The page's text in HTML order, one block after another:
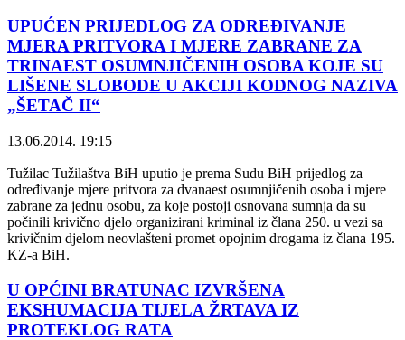
UPUĆEN PRIJEDLOG ZA ODREĐIVANJE
MJERA PRITVORA I MJERE ZABRANE ZA
TRINAEST OSUMNJIČENIH OSOBA KOJE SU
LIŠENE SLOBODE U AKCIJI KODNOG NAZIVA
„ŠETAČ II“
13.06.2014. 19:15
Tužilac Tužilaštva BiH uputio je prema Sudu BiH prijedlog za
određivanje mjere pritvora za dvanaest osumnjičenih osoba i mjere
zabrane za jednu osobu, za koje postoji osnovana sumnja da su
počinili krivično djelo organizirani kriminal iz člana 250. u vezi sa
krivičnim djelom neovlašteni promet opojnim drogama iz člana 195.
KZ-a BiH.
U OPĆINI BRATUNAC IZVRŠENA
EKSHUMACIJA TIJELA ŽRTAVA IZ
PROTEKLOG RATA